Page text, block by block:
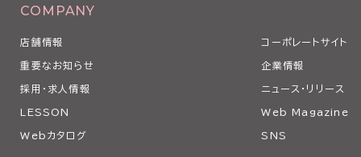
COMPANY
店舗情報 コーポレートサイト
重要なお知らせ 企業情報
採用・求人情報 ニュース・リリース
LESSON Web Magazine
Webカタログ SNS